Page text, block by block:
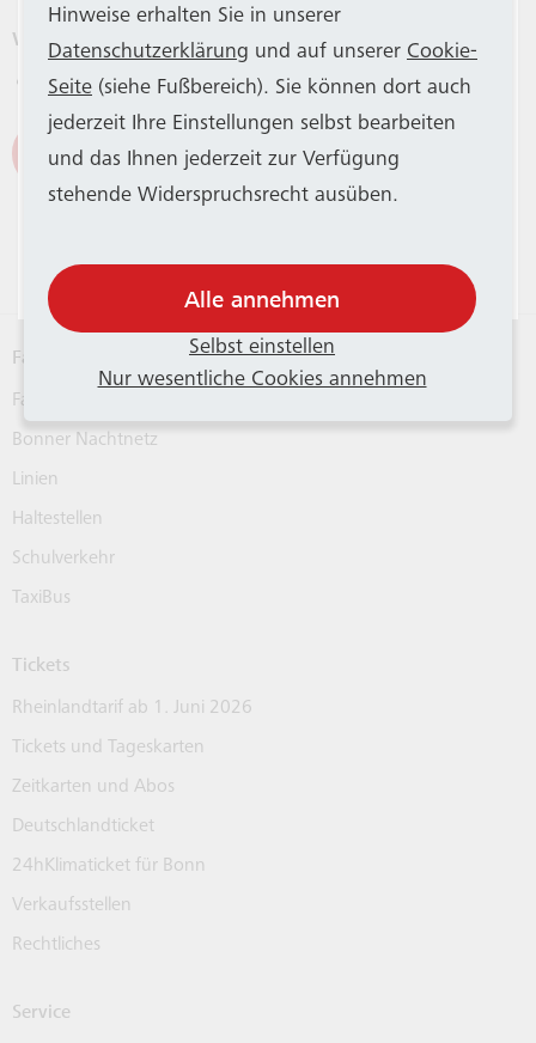
weitere Informationen zum Download
Neue VRS-Preistabelle 569.33 KB
Zur Übersicht
Fahrpläne
Fahrplanauskunft
Bonner Nachtnetz
Linien
Haltestellen
Schulverkehr
TaxiBus
Tickets
Rheinlandtarif ab 1. Juni 2026
Tickets und Tageskarten
Zeitkarten und Abos
Deutschlandticket
24hKlimaticket für Bonn
Verkaufsstellen
Rechtliches
Service
genommen. Die KVB unterstützt das
Bonner Verkehrsunternehmen mit 14
Fahrzeugen. SWB Bus und Bahn weist
darauf hin, dass es trotzdem
vorübergehend auf allen Stadtbahnlinien
weniger Kapazitäten geben kann und bittet
dieser Mitteilung.
Hinweise erhalten Sie in unserer
Datenschutzerklärung und auf unserer Cookie-
Seite (siehe Fußbereich). Sie können dort auch
jederzeit Ihre Einstellungen selbst bearbeiten
und das Ihnen jederzeit zur Verfügung
stehende Widerspruchsrecht ausüben.
Alle annehmen
Selbst einstellen
Nur wesentliche Cookies annehmen